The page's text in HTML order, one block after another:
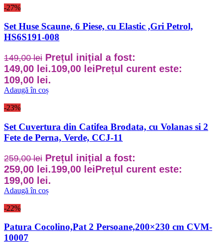
-27%
Set Huse Scaune, 6 Piese, cu Elastic ,Gri Petrol,
HS6S191-008
149,00lei Prețul inițial a fost:
149,00 lei.109,00 leiPrețul curent este:
109,00 lei.
Adaugă în coș
-23%
Set Cuvertura din Catifea Brodata, cu Volanas si 2
Fete de Perna, Verde, CCJ-11
259,00lei Prețul inițial a fost:
259,00 lei.199,00 leiPrețul curent este:
199,00 lei.
Adaugă în coș
-22%
Patura Cocolino,Pat 2 Persoane,200×230 cm CVM-
10007